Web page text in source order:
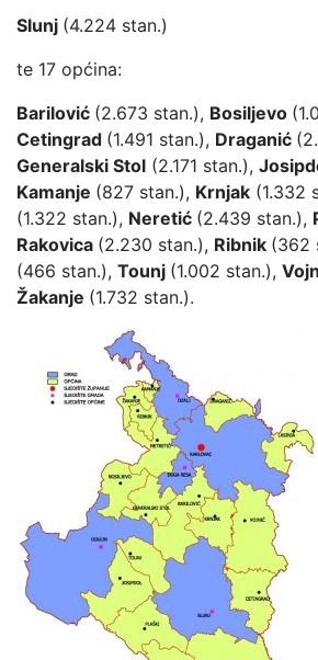
Slunj (4.224 stan.)
te 17 općina:
Barilović (2.673 stan.), Bosiljevo
Cetingrad (1.491 stan.), Draganić
Generalski Stol (2.171 stan.),
Kamanje (827 stan.), Krnjak (1.332
(1.322 stan.), Neretić (2.439 stan.),
Rakovica (2.230 stan.), Ribnik (362
(466 stan.), Tounj (1.002 stan.),
Žakanje (1.732 stan.).